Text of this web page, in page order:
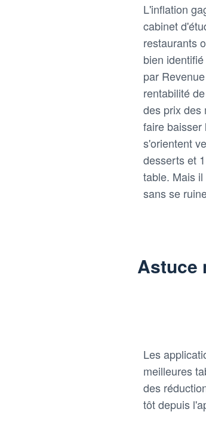
L'inflation
cabinet
restaurants
bien
par
rentabilité
des prix des
faire baisser
s'orientent
desserts et
table. Mais
sans se
Astuce
Les
meilleures
des
tôt depuis